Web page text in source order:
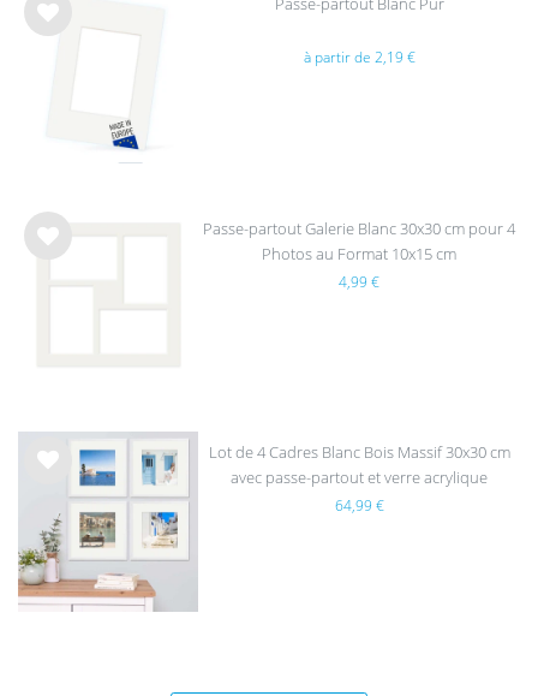
List
à partir de 2,19 €
List
e de
Passe-partout Galerie Blanc 30x30 cm pour 4
Photos au Format 10x15 cm
4,99 €
sou
hait
s
Lot de 4 Cadres Blanc Bois Massif 30x30 cm
avec passe-partout et verre acrylique
64,99 €